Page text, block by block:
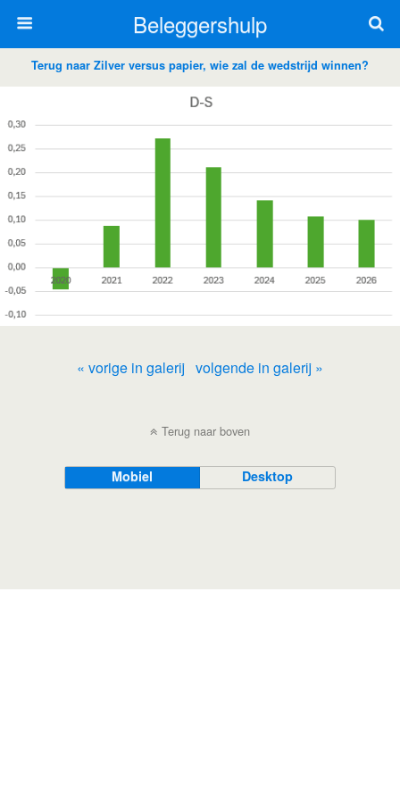
Beleggershulp
Terug naar Zilver versus papier, wie zal de wedstrijd winnen?
« vorige in galerij volgende in galerij »
Terug naar boven
Mobiel Desktop